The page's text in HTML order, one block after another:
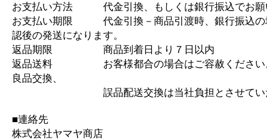
お支払い方法 代金引換、もしくは銀行振込でお願
お支払い期限 代金引換－商品引渡時、銀行振込の
認後の発送になります。
返品期限 商品到着日より７日以内
返品送料 お客様都合の場合はご容赦ください
良品交換、
誤品配送交換は当社負担とさせていた
■連絡先
株式会社ヤマヤ商店